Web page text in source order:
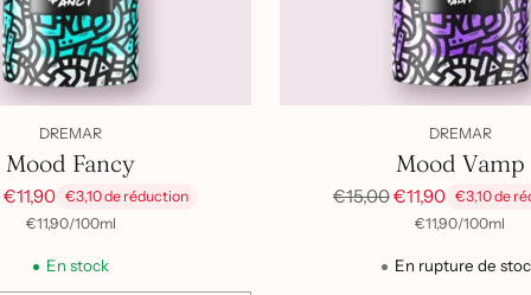
DREMAR
Mood Fancy
€11,90 €3,10 de réduction
Prix
€11,90/
par 100ml
En stock
DREMAR
Mood Vamp
Prix
€15,00€11,90 €3,10 de
Prix
€11,90/
par 100ml
En rupture de